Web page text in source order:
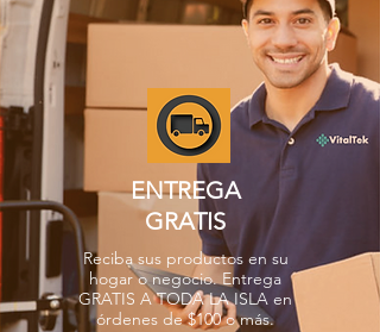
ENTREGA
GRATIS
Reciba sus productos en su
hogar o negocio. Entrega
GRATIS A TODA LA ISLA en
órdenes de $100 o más.